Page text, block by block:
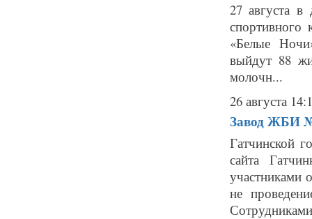
27 августа в
спортивного
«Белые
выйдут 88
молочн...
26 августа
Завод ЖБИ №
Гатчинской
сайта
участниками
не